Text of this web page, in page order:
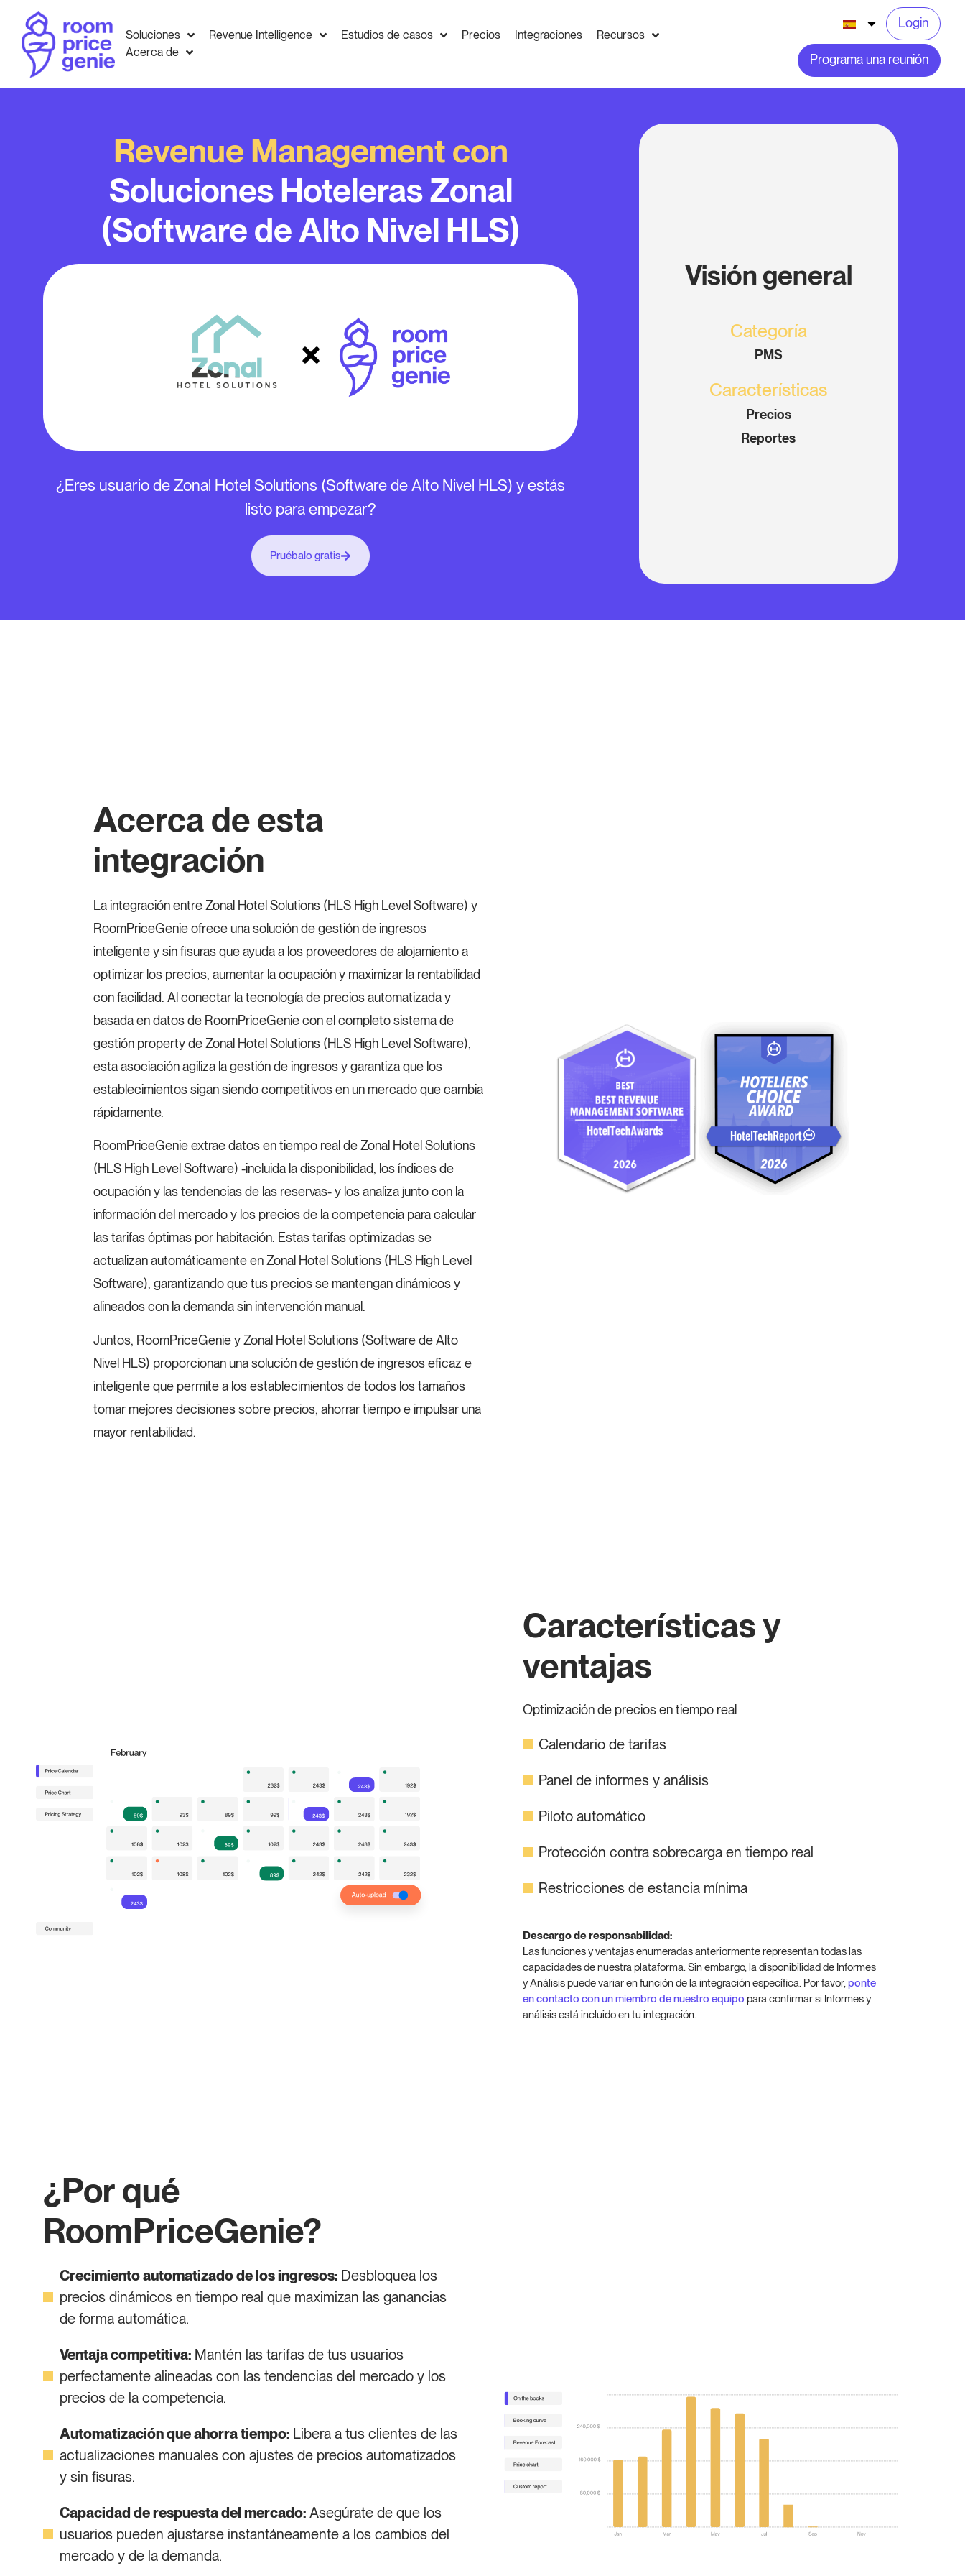
Soluciones Revenue Intelligence Estudios de casos Precios Integraciones
Recursos
Acerca de
Login
Programa una reunión
Revenue Management con
Soluciones Hoteleras Zonal
(Software de Alto Nivel HLS)
¿Eres usuario de Zonal Hotel Solutions (Software de Alto Nivel HLS) y estás
listo para empezar?
Pruébalo gratis
Visión general
Categoría
PMS
Características
Precios
Reportes
Acerca de esta
integración
La integración entre Zonal Hotel Solutions (HLS High Level Software) y
RoomPriceGenie ofrece una solución de gestión de ingresos
inteligente y sin fisuras que ayuda a los proveedores de alojamiento a
optimizar los precios, aumentar la ocupación y maximizar la rentabilidad
con facilidad. Al conectar la tecnología de precios automatizada y
basada en datos de RoomPriceGenie con el completo sistema de
gestión property de Zonal Hotel Solutions (HLS High Level Software),
esta asociación agiliza la gestión de ingresos y garantiza que los
establecimientos sigan siendo competitivos en un mercado que cambia
rápidamente.
RoomPriceGenie extrae datos en tiempo real de Zonal Hotel Solutions
(HLS High Level Software) -incluida la disponibilidad, los índices de
ocupación y las tendencias de las reservas- y los analiza junto con la
información del mercado y los precios de la competencia para calcular
las tarifas óptimas por habitación. Estas tarifas optimizadas se
actualizan automáticamente en Zonal Hotel Solutions (HLS High Level
Software), garantizando que tus precios se mantengan dinámicos y
alineados con la demanda sin intervención manual.
Juntos, RoomPriceGenie y Zonal Hotel Solutions (Software de Alto
Nivel HLS) proporcionan una solución de gestión de ingresos eficaz e
inteligente que permite a los establecimientos de todos los tamaños
tomar mejores decisiones sobre precios, ahorrar tiempo e impulsar una
mayor rentabilidad.
Características y
ventajas
Optimización de precios en tiempo real
Calendario de tarifas
Panel de informes y análisis
Piloto automático
Protección contra sobrecarga en tiempo real
Restricciones de estancia mínima
Descargo de responsabilidad:
Las funciones y ventajas enumeradas anteriormente representan todas las
capacidades de nuestra plataforma. Sin embargo, la disponibilidad de Informes
y Análisis puede variar en función de la integración específica. Por favor,ponte
en contacto con un miembro de nuestro equipo para confirmar si Informes y
análisis está incluido en tu integración.
¿Por qué
RoomPriceGenie?
Crecimiento automatizado de los ingresos:Desbloquea los
precios dinámicos en tiempo real que maximizan las ganancias
de forma automática.
Ventaja competitiva:Mantén las tarifas de tus usuarios
perfectamente alineadas con las tendencias del mercado y los
precios de la competencia.
Automatización que ahorra tiempo:Libera a tus clientes de las
actualizaciones manuales con ajustes de precios automatizados
y sin fisuras.
Capacidad de respuesta del mercado:Asegúrate de que los
usuarios pueden ajustarse instantáneamente a los cambios del
mercado y de la demanda.